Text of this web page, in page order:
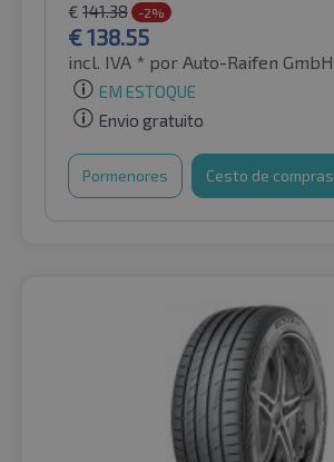
€ 141.38 -2%
€138.55
incl. IVA * por Auto-Raifen GmbH
EM ESTOQUE
Envio gratuito
Pormenores Cesto de compras